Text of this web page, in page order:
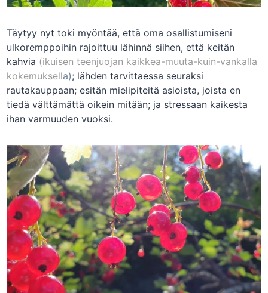
Täytyy nyt toki myöntää, että oma osallistumiseni
ulkoremppoihin rajoittuu lähinnä siihen, että keitän
kahvia (ikuisen teenjuojan kaikkea-muuta-kuin-vankalla
kokemuksella); lähden tarvittaessa seuraksi
rautakauppaan; esitän mielipiteitä asioista, joista en
tiedä välttämättä oikein mitään; ja stressaan kaikesta
ihan varmuuden vuoksi.